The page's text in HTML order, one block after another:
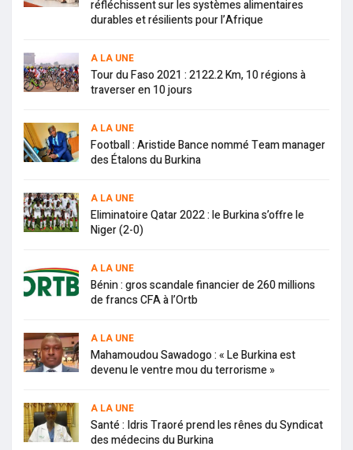
réfléchissent sur les systèmes alimentaires
durables et résilients pour l’Afrique
A LA UNE
Tour du Faso 2021 : 2122.2 Km, 10 régions à
traverser en 10 jours
A LA UNE
Football : Aristide Bance nommé Team manager
des Étalons du Burkina
A LA UNE
Eliminatoire Qatar 2022 : le Burkina s’offre le
Niger (2-0)
A LA UNE
Bénin : gros scandale financier de 260 millions
de francs CFA à l’Ortb
A LA UNE
Mahamoudou Sawadogo : « Le Burkina est
devenu le ventre mou du terrorisme »
A LA UNE
Santé : Idris Traoré prend les rênes du Syndicat
des médecins du Burkina